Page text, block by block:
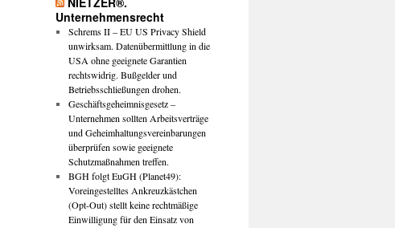
Unternehmensrecht
Schrems II – EU US Privacy Shield
unwirksam. Datenübermittlung in die
USA ohne geeignete Garantien
rechtswidrig. Bußgelder und
Betriebsschließungen drohen.
Geschäftsgeheimnisgesetz –
Unternehmen sollten Arbeitsverträge
und Geheimhaltungsvereinbarungen
überprüfen sowie geeignete
Schutzmaßnahmen treffen.
BGH folgt EuGH (Planet49):
Voreingestelltes Ankreuzkästchen
(Opt-Out) stellt keine rechtmäßige
Einwilligung für den Einsatz von